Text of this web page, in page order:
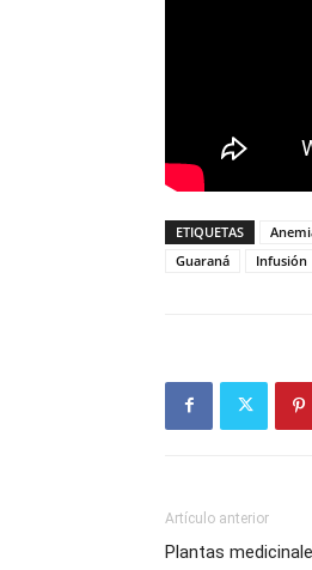
ETIQUETAS
Guaraná
Infusión
Artículo anterior
Plantas